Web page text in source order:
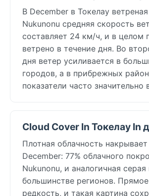
В December в Токелау
Nukunonu средняя скорость
составляет 24 км/ч, и в целом
ветрено в течение дня. Во
дня ветер усиливается в
городов, а в прибрежных
показатели часто значительно
Cloud Cover In Токелау In
Плотная облачность
December: 77% облачного
Nukunonu, и аналогичная серая
большинстве регионов.
редкость, и такая картина